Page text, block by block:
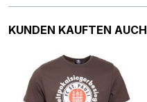
Produktgalerie überspringen
KUNDEN KAUFTEN AUCH